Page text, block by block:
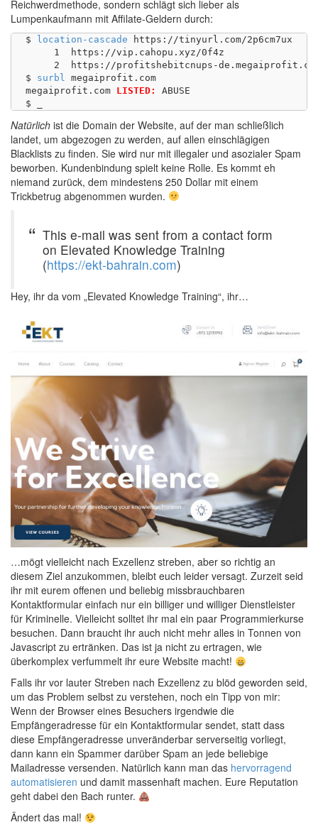
Reichwerdmethode, sondern schlägt sich lieber als
Lumpenkaufmann mit Affilate-Geldern durch:
$ location-cascade https://tinyurl.com/2p6cm7ux
     1	https://vip.cahopu.xyz/0f4z
     2	https://profitshebitcnups-de.megaiprofit.com/?session=d23e17ccade84eb19d87d006795f69d4&aff_id=11006&fpp=1&pixelsettings=vip.cahopu.xyz%2Ffbp%3Fev%3D%7Bev%7D%26pixel%3D%7Bpixel%7D
$ surbl megaiprofit.com
LISTED:
ABUSE
Natürlich ist die Domain der Website, auf der man schließlich
landet, um abgezogen zu werden, auf allen einschlägigen
Blacklists zu finden. Sie wird nur mit illegaler und asozialer Spam
beworben. Kundenbindung spielt keine Rolle. Es kommt eh
niemand zurück, dem mindestens 250 Dollar mit einem
Trickbetrug abgenommen wurden.
This e-mail was sent from a contact form
on Elevated Knowledge Training
(https://ekt-bahrain.com)
Hey, ihr da vom „Elevated Knowledge Training“, ihr…
…mögt vielleicht nach Exzellenz streben, aber so richtig an
diesem Ziel anzukommen, bleibt euch leider versagt. Zurzeit seid
ihr mit eurem offenen und beliebig missbrauchbaren
Kontaktformular einfach nur ein billiger und williger Dienstleister
für Kriminelle. Vielleicht solltet ihr mal ein paar Programmierkurse
besuchen. Dann braucht ihr auch nicht mehr alles in Tonnen von
Javascript zu ertränken. Das ist ja nicht zu ertragen, wie
überkomplex verfummelt ihr eure Website macht!
Falls ihr vor lauter Streben nach Exzellenz zu blöd geworden seid,
um das Problem selbst zu verstehen, noch ein Tipp von mir:
Wenn der Browser eines Besuchers irgendwie die
Empfängeradresse für ein Kontaktformular sendet, statt dass
diese Empfängeradresse unveränderbar serverseitig vorliegt,
dann kann ein Spammer darüber Spam an jede beliebige
Mailadresse versenden. Natürlich kann man das hervorragend
automatisieren und damit massenhaft machen. Eure Reputation
geht dabei den Bach runter.
Ändert das mal!